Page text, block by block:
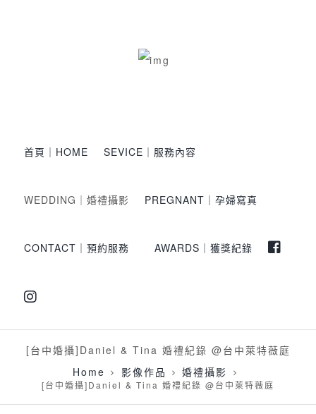
首頁｜HOME SEVICE｜服務內容
WEDDING｜婚禮攝影 PREGNANT｜孕婦寫真
CONTACT｜預約服務 AWARDS｜獲獎紀錄
[台中婚攝]Daniel & Tina 婚禮紀錄 @台中萊特薇庭
Home
影像作品 婚禮攝影
[台中婚攝]Daniel & Tina 婚禮紀錄 @台中萊特薇庭